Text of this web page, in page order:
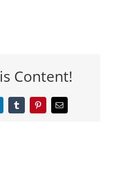
Content!
TumblrPinterestEmail